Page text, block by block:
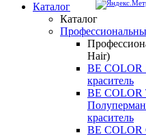
Каталог
Каталог
Hair)
BE COLOR
краситель
BE COLOR
краситель
BE